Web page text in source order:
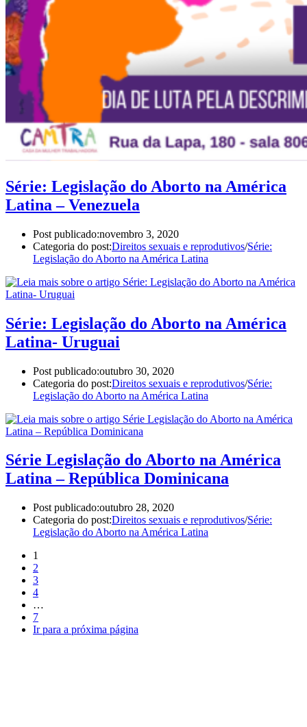
Série: Legislação do Aborto na América
Latina – Venezuela
Post publicado:novembro 3, 2020
Categoria do post:Direitos sexuais e reprodutivos/Série:
Legislação do Aborto na América Latina
Série: Legislação do Aborto na América
Latina- Uruguai
Post publicado:outubro 30, 2020
Categoria do post:Direitos sexuais e reprodutivos/Série:
Legislação do Aborto na América Latina
Série Legislação do Aborto na América
Latina – República Dominicana
Post publicado:outubro 28, 2020
Categoria do post:Direitos sexuais e reprodutivos/Série:
Legislação do Aborto na América Latina
1
2
3
4
…
7
Ir para a próxima página